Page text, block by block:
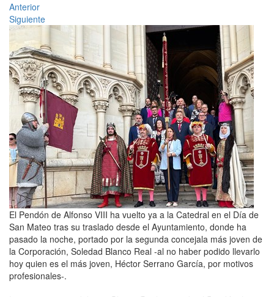
Anterior
Siguiente
El Pendón de Alfonso VIII ha vuelto ya a la Catedral en el Día de
San Mateo tras su traslado desde el Ayuntamiento, donde ha
pasado la noche, portado por la segunda concejala más joven de
la Corporación, Soledad Blanco Real -al no haber podido llevarlo
hoy quien es el más joven, Héctor Serrano García, por motivos
profesionales-.